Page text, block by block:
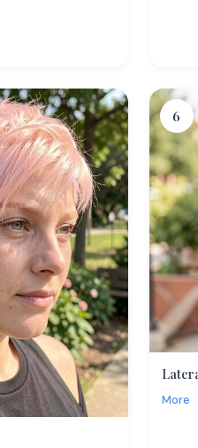
6
More